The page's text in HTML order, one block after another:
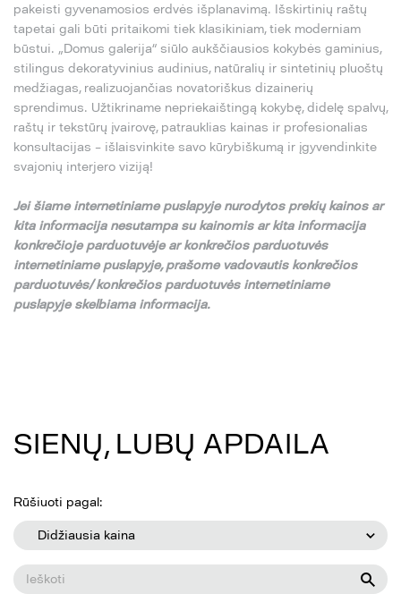
pakeisti gyvenamosios erdvės išplanavimą. Išskirtinių raštų
tapetai gali būti pritaikomi tiek klasikiniam, tiek moderniam
būstui. „Domus galerija“ siūlo aukščiausios kokybės gaminius,
stilingus dekoratyvinius audinius, natūralių ir sintetinių pluoštų
medžiagas, realizuojančias novatoriškus dizainerių
sprendimus. Užtikriname nepriekaištingą kokybę, didelę spalvų,
raštų ir tekstūrų įvairovę, patrauklias kainas ir profesionalias
konsultacijas – išlaisvinkite savo kūrybiškumą ir įgyvendinkite
svajonių interjero viziją!
Jeišiame internetiniame puslapyje nurodytos prekiųkainos ar
kita informacija nesutampa sukainomis ar kita informacija
konkrečioje parduotuvėje ar konkrečios parduotuvės
internetiniame puslapyje,prašome vadovautis konkrečios
parduotuvės/ konkrečios parduotuvės internetiniame
puslapyje skelbiama informacija.
SIENŲ, LUBŲ APDAILA
Rūšiuoti pagal:
Didžiausia kaina